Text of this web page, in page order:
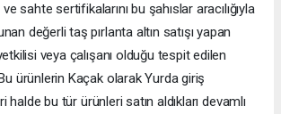
sahte sertifikalarını bu şahıslar aracılığıyla
değerli taş pırlanta altın satışı yapan
veya çalışanı olduğu tespit edilen
ürünlerin Kaçak olarak Yurda giriş
halde bu tür ürünleri satın aldıkları devamlı